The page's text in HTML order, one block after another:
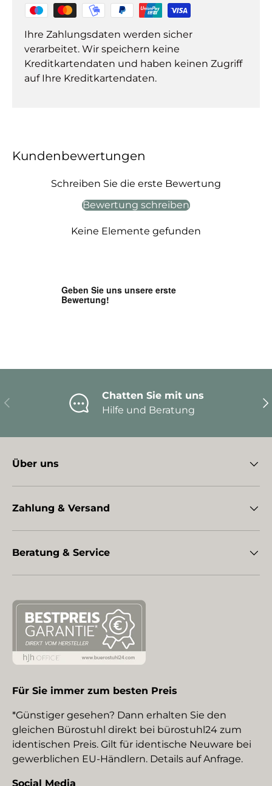
Ihre Zahlungsdaten werden sicher
verarbeitet. Wir speichern keine
Kreditkartendaten und haben keinen Zugriff
auf Ihre Kreditkartendaten.
Kundenbewertungen
Schreiben Sie die erste Bewertung
Bewertung schreiben
Keine Elemente gefunden
Vorherige
Chatten Sie mit uns
Hilfe und Beratung
Über uns
Zahlung & Versand
Beratung & Service
Für Sie immer zum besten Preis
*Günstiger gesehen? Dann erhalten Sie den
gleichen Bürostuhl direkt bei bürostuhl24 zum
identischen Preis. Gilt für identische Neuware bei
gewerblichen EU-Händlern. Details auf Anfrage.
Social Media